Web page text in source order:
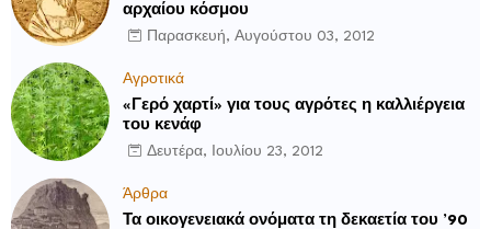
αρχαίου κόσμου
Παρασκευή, Αυγούστου 03, 2012
Αγροτικά
«Γερό χαρτί» για τους αγρότες η καλλιέργεια
του κενάφ
Δευτέρα, Ιουλίου 23, 2012
Άρθρα
Τα οικογενειακά ονόματα τη δεκαετία του ’90